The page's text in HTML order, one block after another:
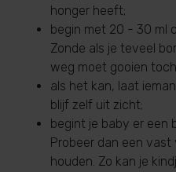
honger heeft;
begin met 20 - 30 ml
Zonde als je teveel
weg moet gooien
als het kan, laat
blijf zelf uit zicht;
begint je baby er een
Probeer dan een
houden. Zo kan je